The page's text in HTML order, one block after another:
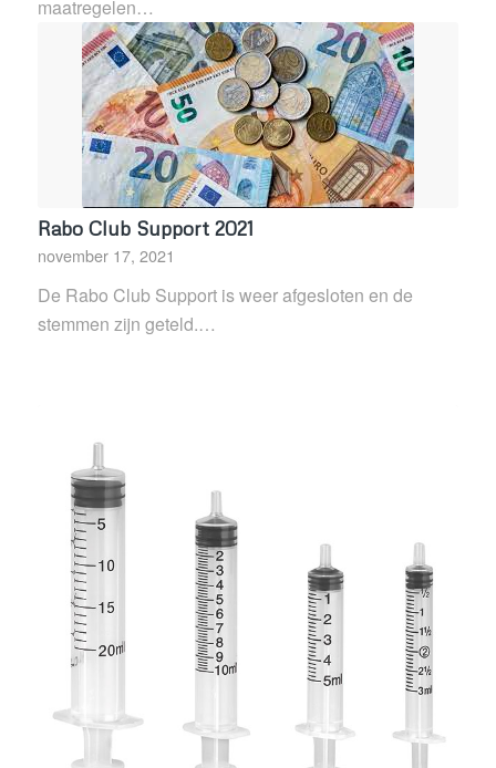
maatregelen…
Rabo Club Support 2021
november 17, 2021
De Rabo Club Support is weer afgesloten en de
stemmen zijn geteld.…